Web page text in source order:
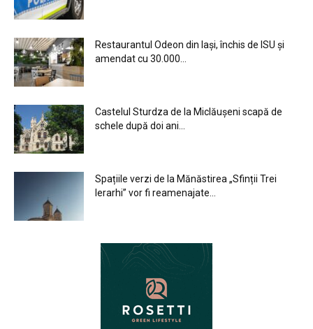
Restaurantul Odeon din Iași, închis de ISU și
amendat cu 30.000...
Castelul Sturdza de la Miclăușeni scapă de
schele după doi ani...
Spațiile verzi de la Mănăstirea „Sfinții Trei
Ierarhi” vor fi reamenajate...